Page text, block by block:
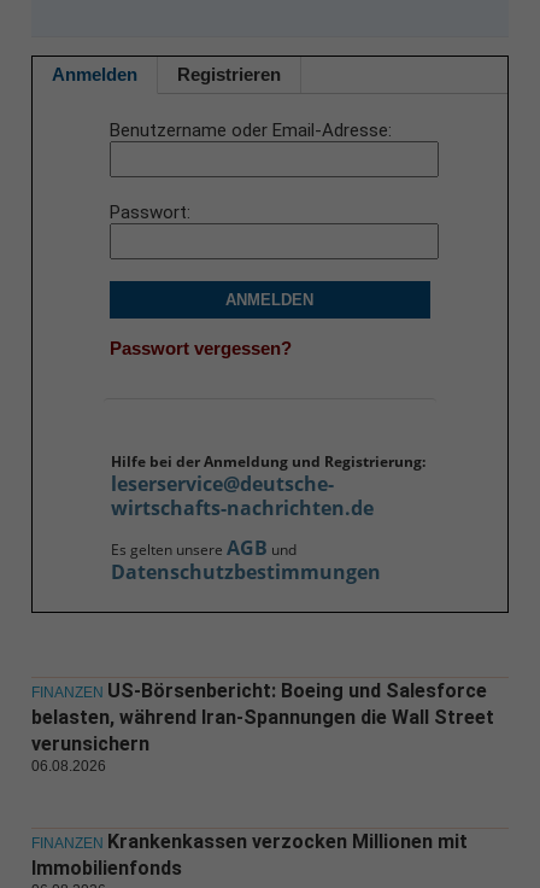
Anmelden Registrieren
Benutzername oder Email-Adresse
Passwort
ANMELDEN
Passwort vergessen?
Hilfe bei der Anmeldung und Registrierung:
leserservice@deutsche-
wirtschafts-nachrichten.de
Es gelten unsere AGB und
Datenschutzbestimmungen
FINANZEN US-Börsenbericht: Boeing und Salesforce
belasten, während Iran-Spannungen die Wall Street
verunsichern
06.08.2026
FINANZEN Krankenkassen verzocken Millionen mit
Immobilienfonds